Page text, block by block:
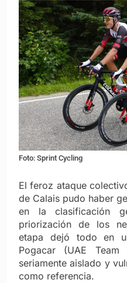
Foto: Sprint Cycling
El feroz ataque
de Calais pudo haber
en la clasificación
priorización de los
etapa dejó todo en
Pogacar (UAE Team
seriamente aislado y
como referencia.